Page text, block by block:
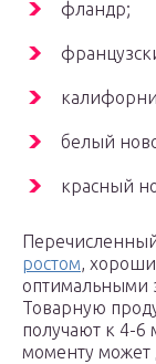
фландр;
белый
красный
ростом,
оптимальными
Товарную
получают к 4-6
моменту может